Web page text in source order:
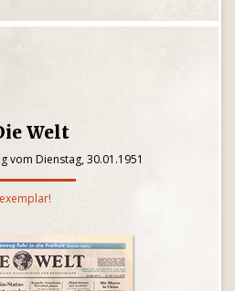
Welt
vom Dienstag, 30.01.1951